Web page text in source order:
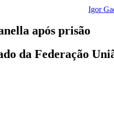
Igor
após prisão
da Federação